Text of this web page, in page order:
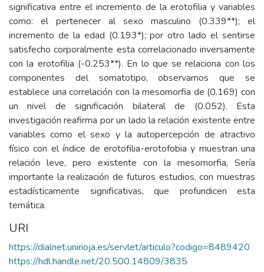
significativa entre el incremento de la erotofilia y variables
como: el pertenecer al sexo masculino (0.339**); el
incremento de la edad (0.193*); por otro lado el sentirse
satisfecho corporalmente esta correlacionado inversamente
con la erotofilia (-0.253**). En lo que se relaciona con los
componentes del somatotipo, observamos que se
establece una correlación con la mesomorfia de (0.169) con
un nivel de significación bilateral de (0.052). Esta
investigación reafirma por un lado la relación existente entre
variables como el sexo y la autopercepción de atractivo
físico con el índice de erotofilia-erotofobia y muestran una
relación leve, pero existente con la mesomorfia, Sería
importante la realización de futuros estudios, con muestras
estadísticamente significativas, que profundicen esta
temática.
URI
https://dialnet.unirioja.es/servlet/articulo?codigo=8489420
https://hdl.handle.net/20.500.14809/3835